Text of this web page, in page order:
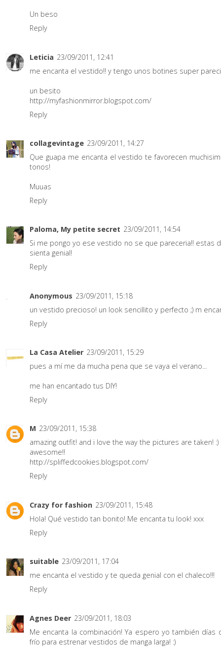
Un beso
Reply
Leticia 23/09/2011, 12:41
me encanta el vestido!! y tengo unos botines super
un besito
http://myfashionmirror.blogspot.com/
Reply
collagevintage 23/09/2011, 14:27
Que guapa me encanta el vestido te favorecen
tonos!
Muuas
Reply
Paloma, My petite secret 23/09/2011, 14:54
Si me pongo yo ese vestido no se que pareceria!! estas
sienta genial!
Reply
Anonymous 23/09/2011, 15:18
un vestido precioso! un look sencillito y perfecto ;) m
Reply
La Casa Atelier 23/09/2011, 15:29
pues a mí me da mucha pena que se vaya el verano...
me han encantado tus DIY!
Reply
M 23/09/2011, 15:38
amazing outfit! and i love the way the pictures are taken! :)
awesome!!
http://spliffedcookies.blogspot.com/
Reply
Crazy for fashion 23/09/2011, 15:48
Hola! Qué vestido tan bonito! Me encanta tu look! xxx
Reply
suitable 23/09/2011, 17:04
me encanta el vestido y te queda genial con el chaleco!!!
Reply
Agnes Deer 23/09/2011, 18:03
Me encanta la combinación! Ya espero yo también días
frío para estrenar vestidos de manga larga! :)